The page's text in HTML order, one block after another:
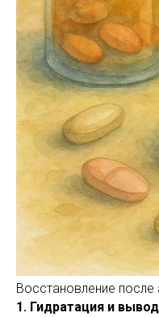
Восстановление
1. Гидратация и